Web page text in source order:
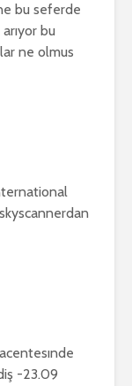
bu seferde
bu
ne olmus
-23.09